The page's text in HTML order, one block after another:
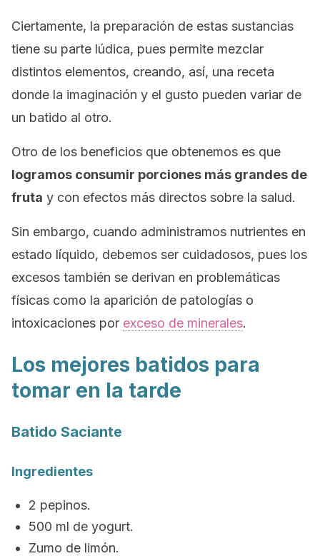
Ciertamente, la preparación de estas sustancias
tiene su parte lúdica, pues permite mezclar
distintos elementos, creando, así, una receta
donde la imaginación y el gusto pueden variar de
un batido al otro.
Otro de los beneficios que obtenemos es que
logramos consumir porciones más grandes de
fruta y con efectos más directos sobre la salud.
Sin embargo, cuando administramos nutrientes en
estado líquido, debemos ser cuidadosos, pues los
excesos también se derivan en problemáticas
físicas como la aparición de patologías o
intoxicaciones por exceso de minerales.
Los mejores batidos para
tomar en la tarde
Batido Saciante
Ingredientes
2 pepinos.
500 ml de yogurt.
Zumo de limón.